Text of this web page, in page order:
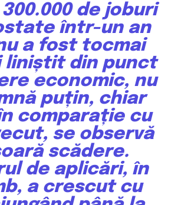
de joburi
într-un an
a fost tocmai
liniștit din punct
economic, nu
puțin, chiar
comparație cu
se observă
scădere.
de aplicări, în
a crescut cu